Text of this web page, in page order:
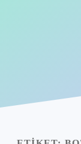
Yasal Uyarı